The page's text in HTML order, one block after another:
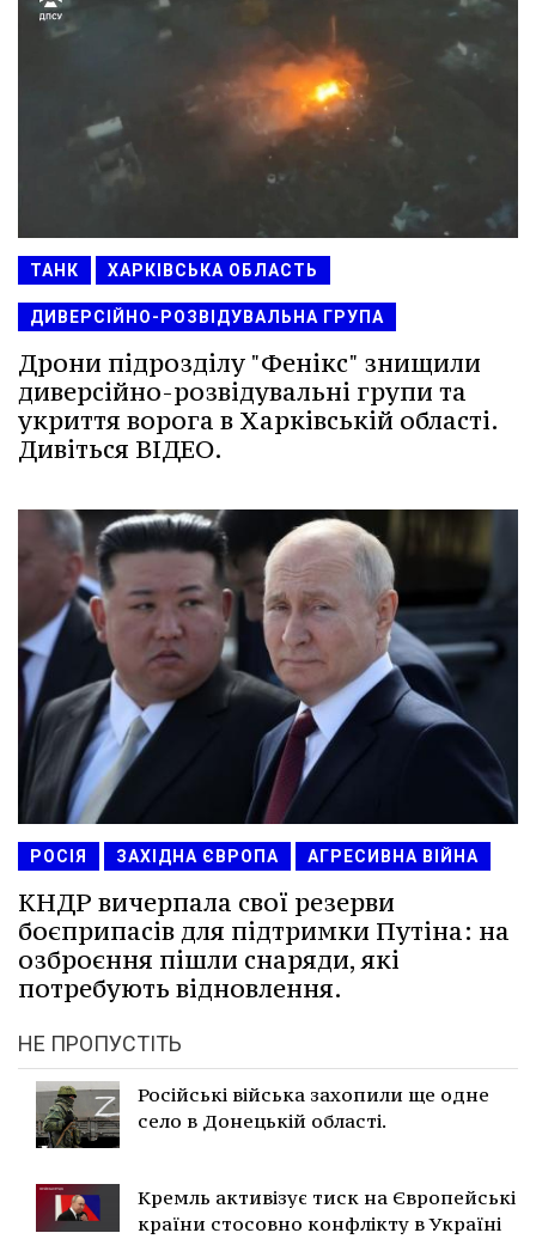
ТАНК ХАРКІВСЬКА ОБЛАСТЬ
ДИВЕРСІЙНО-РОЗВІДУВАЛЬНА ГРУПА
Дрони підрозділу "Фенікс" знищили
диверсійно-розвідувальні групи та
укриття ворога в Харківській області.
Дивіться ВІДЕО.
РОСІЯ ЗАХІДНА ЄВРОПА АГРЕСИВНА ВІЙНА
КНДР вичерпала свої резерви
боєприпасів для підтримки Путіна: на
озброєння пішли снаряди, які
потребують відновлення.
НЕ ПРОПУСТІТЬ
Російські війська захопили ще одне
село в Донецькій області.
Кремль активізує тиск на Європейські
країни стосовно конфлікту в Україні